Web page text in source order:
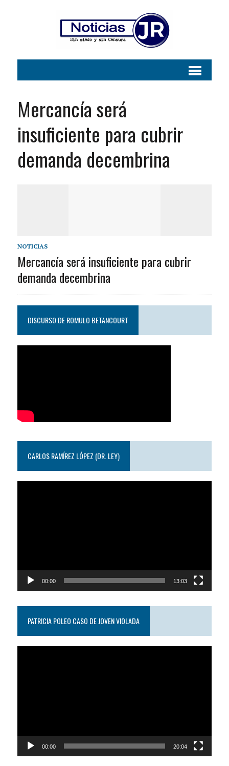
Mercancía será
insuficiente para cubrir
demanda decembrina
NOTICIAS
Mercancía será insuficiente para cubrir
demanda decembrina
DISCURSO DE ROMULO BETANCOURT
CARLOS RAMÍREZ LÓPEZ (DR. LEY)
00:00 13:03
PATRICIA POLEO CASO DE JOVEN VIOLADA
00:00 20:04